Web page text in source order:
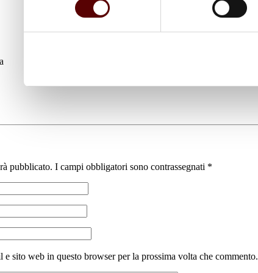
pubblicato. I campi obbligatori sono contrassegnati *
e sito web in questo browser per la prossima volta che commento.